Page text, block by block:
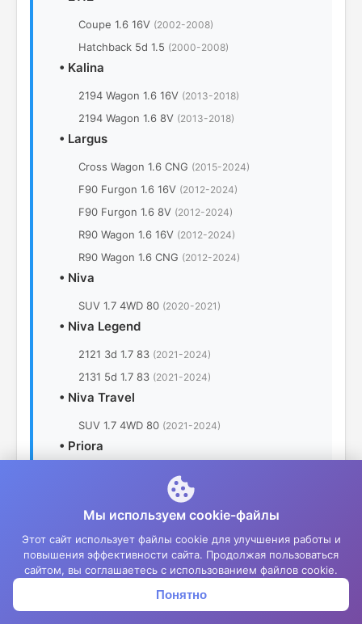
Войти
Coupe 1.6 16V (2002-2008)
Hatchback 5d 1.5 (2000-2008)
• Kalina
2194 Wagon 1.6 16V (2013-2018)
2194 Wagon 1.6 8V (2013-2018)
• Largus
Cross Wagon 1.6 CNG (2015-2024)
F90 Furgon 1.6 16V (2012-2024)
F90 Furgon 1.6 8V (2012-2024)
R90 Wagon 1.6 16V (2012-2024)
R90 Wagon 1.6 CNG (2012-2024)
• Niva
SUV 1.7 4WD 80 (2020-2021)
• Niva Legend
2121 3d 1.7 83 (2021-2024)
2131 5d 1.7 83 (2021-2024)
• Niva Travel
SUV 1.7 4WD 80 (2021-2024)
• Priora
21728 Coupe 1.6 16V
21703 Sedan 1.6 16V(2007-2018)
21713 Wagon 1.6 16V (2007-2018)
21723 Hatchback 1.6 16V(2007-2018)
•Vesta
2181 SW 1.8 16V(2017-2024)
SW Cross 1.8 16V(2017-2024)
Мы используем cookie-файлы
Этот сайт использует файлы cookie для улучшения работы и
повышения эффективности сайта. Продолжая пользоваться
сайтом, вы соглашаетесь с использованием файлов cookie.
Понятно